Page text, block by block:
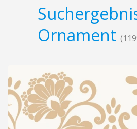
Ornament